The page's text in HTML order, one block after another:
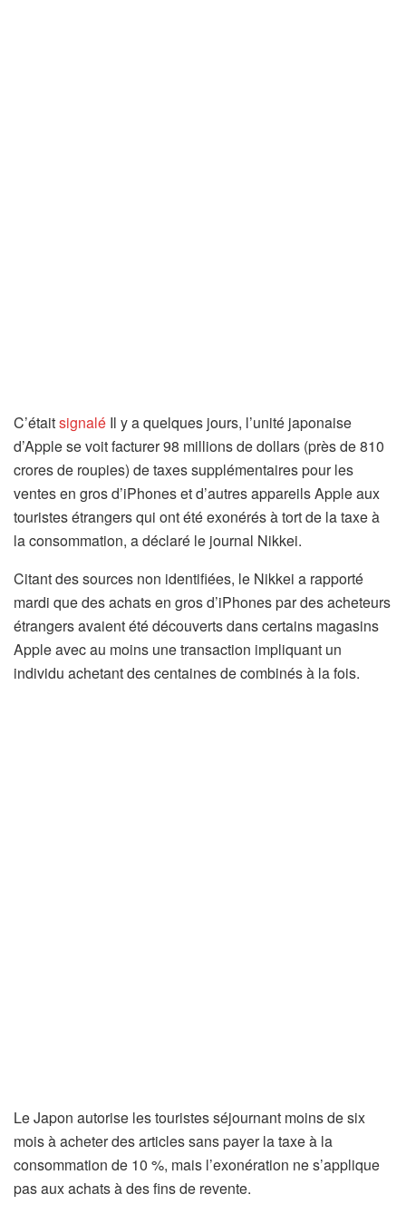
C’étaitsignalé Il y a quelques jours, l’unité japonaise
d’Apple se voit facturer 98 millions de dollars (près de 810
crores de roupies) de taxes supplémentaires pour les
ventes en gros d’iPhones et d’autres appareils Apple aux
touristes étrangers qui ont été exonérés à tort de la taxe à
la consommation, a déclaré le journal Nikkei.
Citant des sources non identifiées, le Nikkei a rapporté
mardi que des achats en gros d’iPhones par des acheteurs
étrangers avaient été découverts dans certains magasins
Apple avec au moins une transaction impliquant un
individu achetant des centaines de combinés à la fois.
Le Japon autorise les touristes séjournant moins de six
mois à acheter des articles sans payer la taxe à la
consommation de 10 %, mais l’exonération ne s’applique
pas aux achats à des fins de revente.